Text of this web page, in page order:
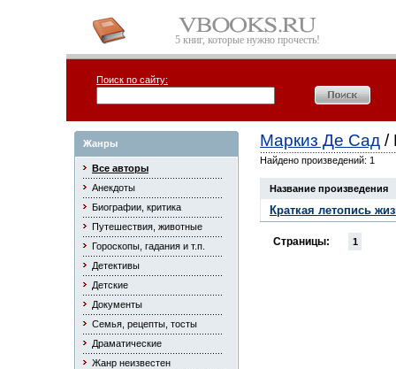
5 книг, которые нужно прочесть!
Поиск по сайту:
Жанры
Все авторы
Анекдоты
Биографии, критика
Путешествия, животные
Гороскопы, гадания и т.п.
Детективы
Детские
Документы
Семья, рецепты, тосты
Драматические
Жанр неизвестен
Маркиз Де Сад /
Найдено произведений: 1
Название произведения
Краткая летопись
Страницы: 1